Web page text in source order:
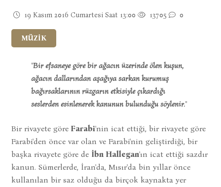
19 Kasım 2016 Cumartesi Saat 13:00 13705 0
MÜZİK
"Bir efsaneye göre bir ağacın üzerinde ölen kuşun,
ağacın dallarından aşağıya sarkan kurumuş
bağırsaklarının rüzgarın etkisiyle çıkardığı
seslerden esinlenerek kanunun bulunduğu söylenir."
Bir rivayete göreFarabi'nin icat ettiği, bir rivayete göre
Farabi'den önce var olan ve Farabi'nin geliştirdiği, bir
başka rivayete göre de İbn Hallegan'ın icat ettiği sazdır
kanun. Sümerlerde, İran'da, Mısır'da bin yıllar önce
kullanılan bir saz olduğu da birçok kaynakta yer